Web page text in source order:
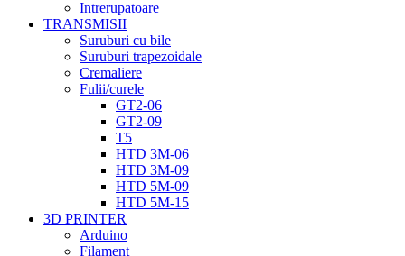
Intrerupatoare
TRANSMISII
Suruburi cu bile
Suruburi trapezoidale
Cremaliere
Fulii/curele
GT2-06
GT2-09
T5
HTD 3M-06
HTD 3M-09
HTD 5M-09
HTD 5M-15
3D PRINTER
Arduino
Filament